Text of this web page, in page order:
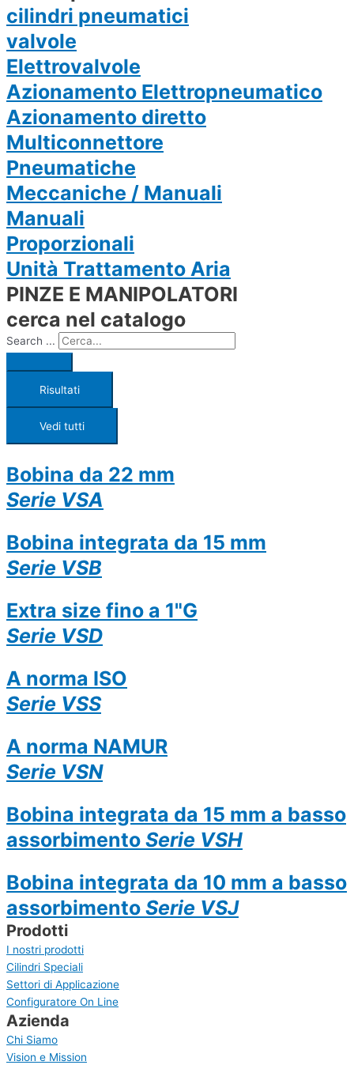
cilindri pneumatici
valvole
Elettrovalvole
Azionamento Elettropneumatico
Azionamento diretto
Multiconnettore
Pneumatiche
Meccaniche / Manuali
Manuali
Proporzionali
Unità Trattamento Aria
PINZE E MANIPOLATORI
cerca nel catalogo
Search ...
Risultati
Vedi tutti
Bobina da 22 mm
Serie VSA
Bobina integrata da 15 mm
Serie VSB
Extra size fino a 1"G
Serie VSD
A norma ISO
Serie VSS
A norma NAMUR
Serie VSN
Bobina integrata da 15 mm a basso
assorbimento Serie VSH
Bobina integrata da 10 mm a basso
assorbimento Serie VSJ
Prodotti
I nostri prodotti
Cilindri Speciali
Settori di Applicazione
Configuratore On Line
Azienda
Chi Siamo
Vision e Mission